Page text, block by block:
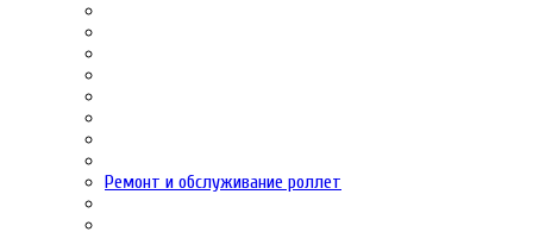
Ремонт и обслуживание роллет